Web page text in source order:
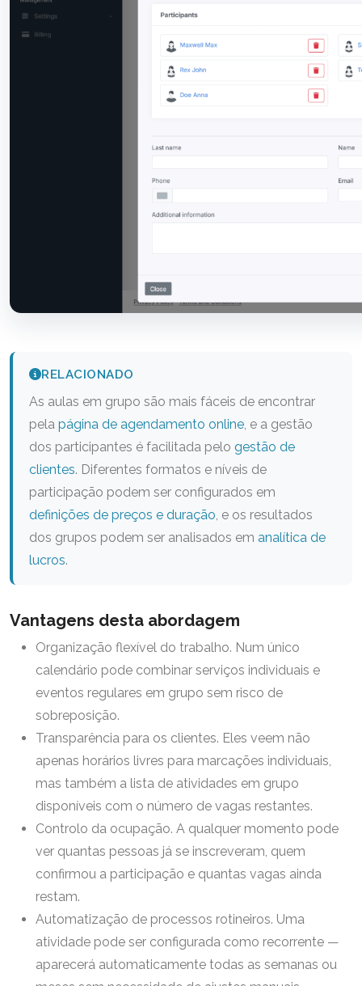
RELACIONADO
As aulas em grupo são mais fáceis de encontrar
pela página de agendamento online , e a gestão
dos participantes é facilitada pelo gestão de
clientes. Diferentes formatos e níveis de
participação podem ser configurados em
definições de preços e duração , e os resultados
dos grupos podem ser analisados em analítica de
lucros.
Vantagens desta abordagem
Organização flexível do trabalho. Num único
calendário pode combinar serviços individuais e
eventos regulares em grupo sem risco de
sobreposição.
Transparência para os clientes. Eles veem não
apenas horários livres para marcações individuais,
mas também a lista de atividades em grupo
disponíveis com o número de vagas restantes.
Controlo da ocupação. A qualquer momento pode
ver quantas pessoas já se inscreveram, quem
confirmou a participação e quantas vagas ainda
restam.
Automatização de processos rotineiros. Uma
atividade pode ser configurada como recorrente —
aparecerá automaticamente todas as semanas ou